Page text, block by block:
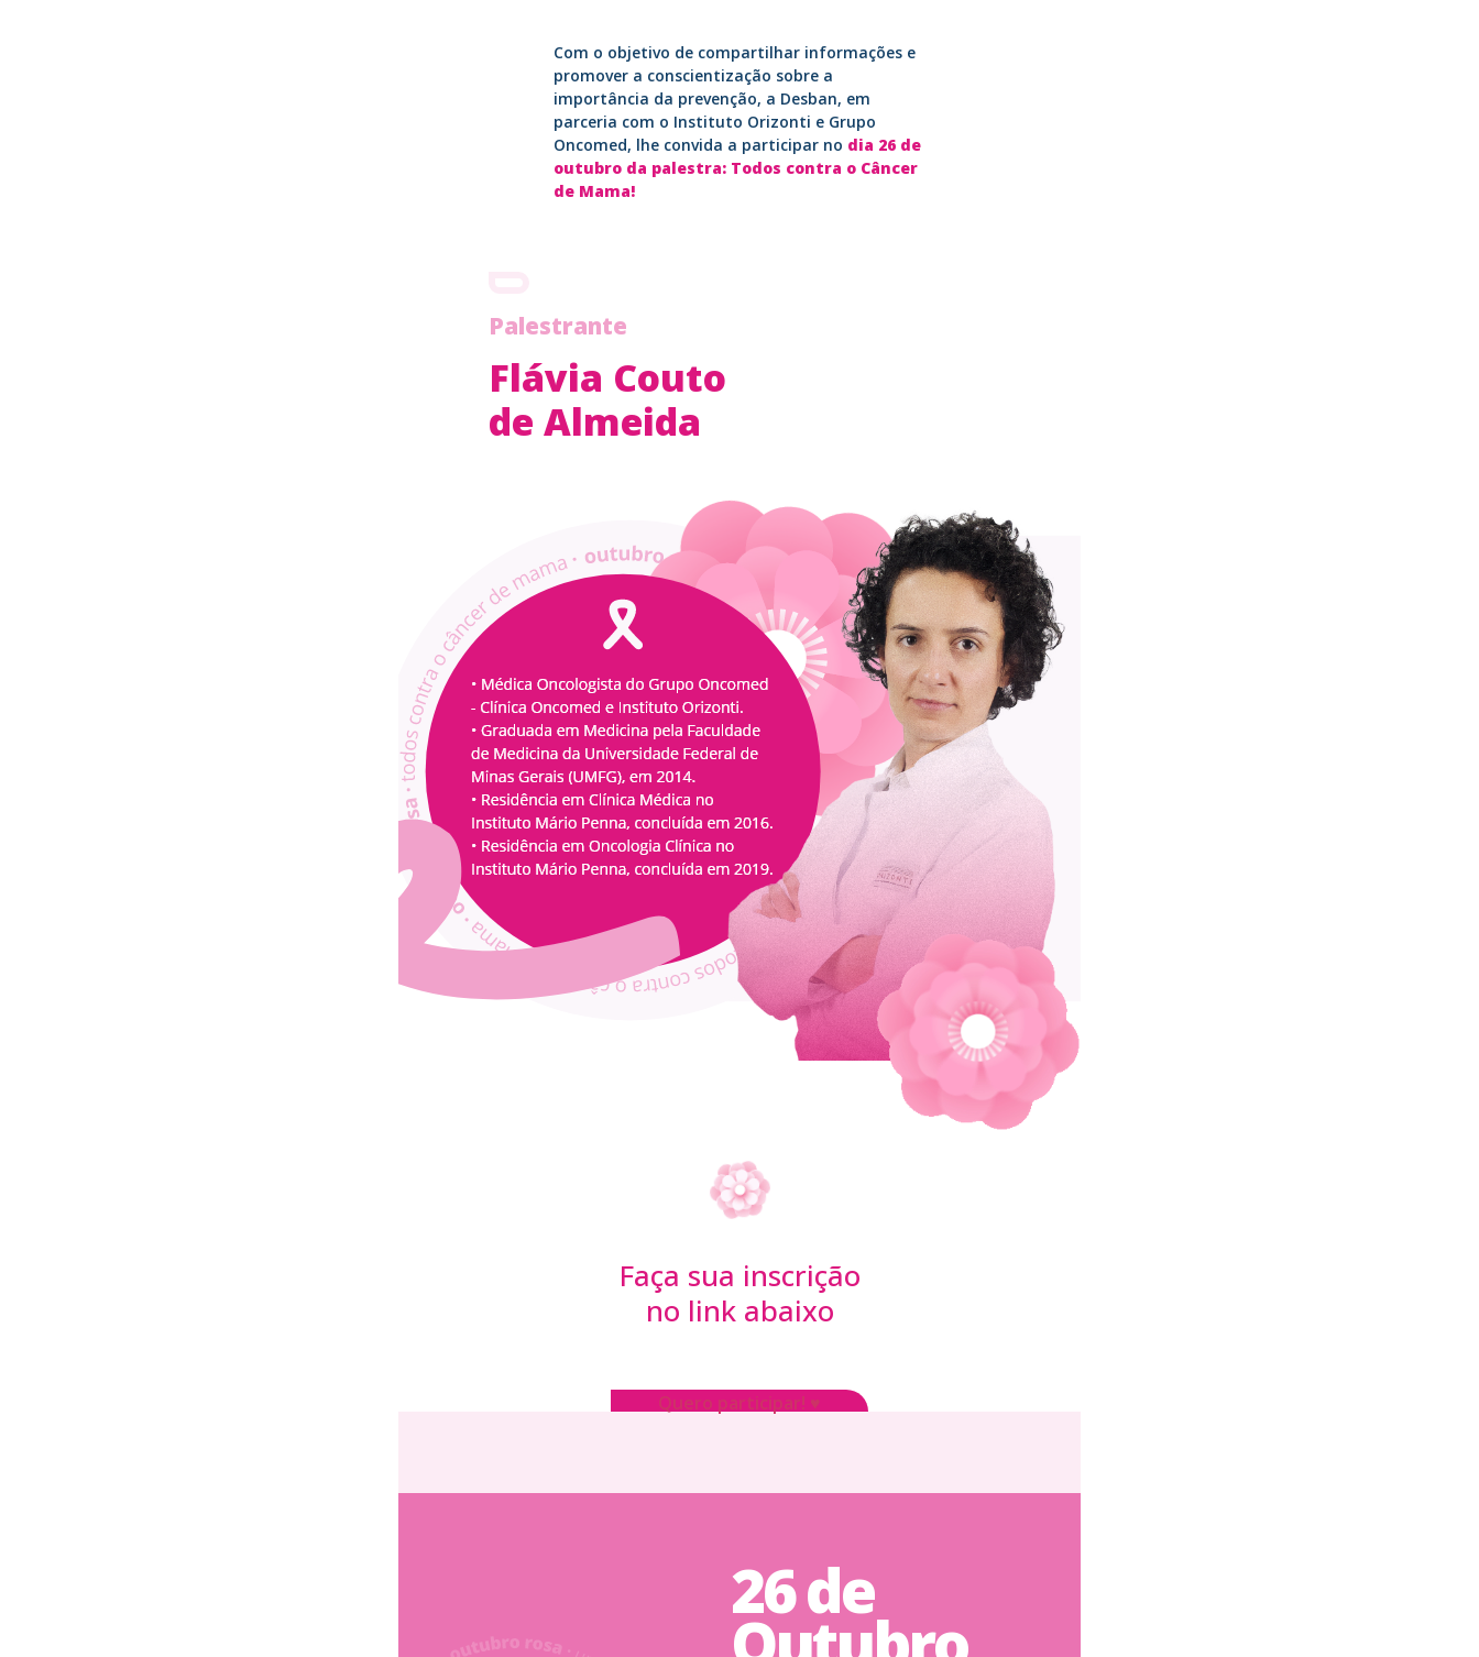
Com o objetivo de compartilhar informações e
promover a conscientização sobre a
importância da prevenção, a Desban, em
parceria com o Instituto Orizonti e Grupo
Oncomed, lhe convida a participar no dia 26 de
outubro da palestra: Todos contra o Câncer
de Mama!
Palestrante
Flávia Couto
de Almeida
Faça sua inscrição
no link abaixo
Quero participar! ♥
26 de